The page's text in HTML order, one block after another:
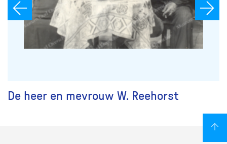
De heer en mevrouw W. Reehorst